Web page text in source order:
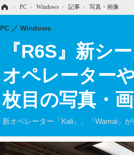
› PC › Windows › 記事 › 写真・画像
『R6S』新シ
オペレーター
枚目の写真・
新オペレーター「Kali」、「Wamai」が
PC Windows